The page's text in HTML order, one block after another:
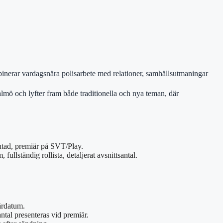
vardagsnära polisarbete med relationer, samhällsutmaningar
och lyfter fram både traditionella och nya teman, där
premiär på SVT/Play.
fullständig rollista, detaljerat avsnittsantal.
presenteras vid premiär.